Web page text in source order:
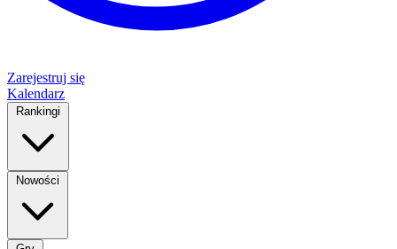
Zarejestruj się
Kalendarz
Rankingi
Nowości